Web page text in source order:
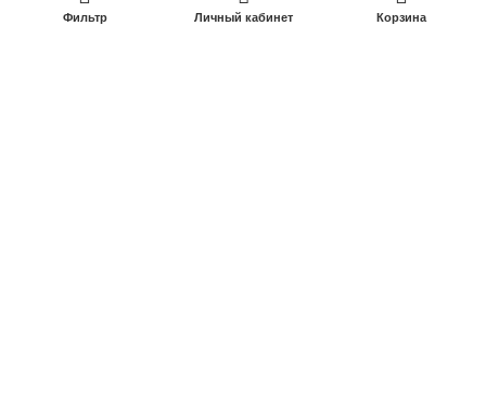
Фильтр Личный кабинет Корзина